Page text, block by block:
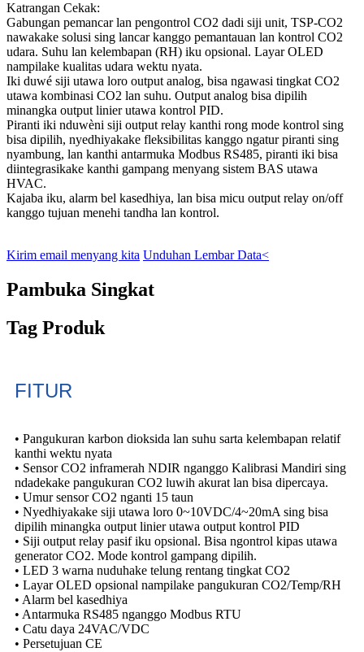
Katrangan Cekak:
Gabungan pemancar lan pengontrol CO2 dadi siji unit, TSP-CO2
nawakake solusi sing lancar kanggo pemantauan lan kontrol CO2
udara. Suhu lan kelembapan (RH) iku opsional. Layar OLED
nampilake kualitas udara wektu nyata.
Iki duwé siji utawa loro output analog, bisa ngawasi tingkat CO2
utawa kombinasi CO2 lan suhu. Output analog bisa dipilih
minangka output linier utawa kontrol PID.
Piranti iki nduwèni siji output relay kanthi rong mode kontrol sing
bisa dipilih, nyedhiyakake fleksibilitas kanggo ngatur piranti sing
nyambung, lan kanthi antarmuka Modbus RS485, piranti iki bisa
diintegrasikake kanthi gampang menyang sistem BAS utawa
HVAC.
Kajaba iku, alarm bel kasedhiya, lan bisa micu output relay on/off
kanggo tujuan menehi tandha lan kontrol.
Kirim email menyang kita Unduhan Lembar Data<
Pambuka Singkat
Tag Produk
FITUR
• Pangukuran karbon dioksida lan suhu sarta kelembapan relatif
kanthi wektu nyata
• Sensor CO2 inframerah NDIR nganggo Kalibrasi Mandiri sing
ndadekake pangukuran CO2 luwih akurat lan bisa dipercaya.
• Umur sensor CO2 nganti 15 taun
• Nyedhiyakake siji utawa loro 0~10VDC/4~20mA sing bisa
dipilih minangka output linier utawa output kontrol PID
• Siji output relay pasif iku opsional. Bisa ngontrol kipas utawa
generator CO2. Mode kontrol gampang dipilih.
• LED 3 warna nuduhake telung rentang tingkat CO2
• Layar OLED opsional nampilake pangukuran CO2/Temp/RH
• Alarm bel kasedhiya
• Antarmuka RS485 nganggo Modbus RTU
• Catu daya 24VAC/VDC
• Persetujuan CE